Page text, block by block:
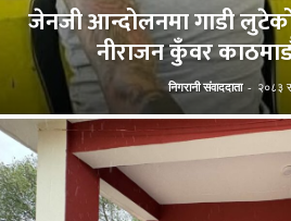
जेनजी आन्दोलनमा गाडी
नीराजन कुँवर
निगरानी संवाददाता - २०८३